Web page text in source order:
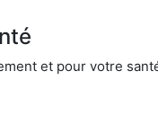
et pour votre